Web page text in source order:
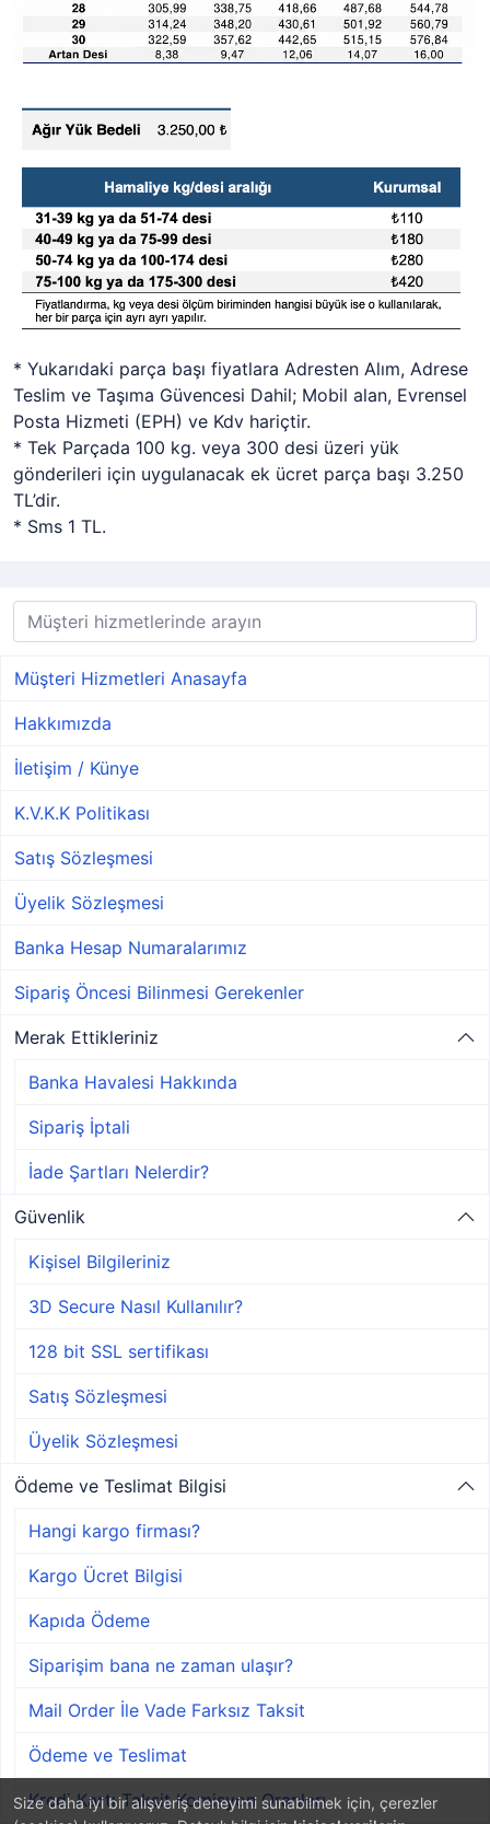
Size daha iyi bir alışveriş deneyimi sunabilmek için, çerezler
* Yukarıdaki parça başı fiyatlara Adresten Alım, Adrese
Teslim ve Taşıma Güvencesi Dahil; Mobil alan, Evrensel
Posta Hizmeti (EPH) ve Kdv hariçtir.
* Tek Parçada 100 kg. veya 300 desi üzeri yük
gönderileri için uygulanacak ek ücret parça başı 3.250
TL’dir.
* Sms 1 TL.
Müşteri Hizmetleri Anasayfa
Hakkımızda
İletişim / Künye
K.V.K.K Politikası
Satış Sözleşmesi
Üyelik Sözleşmesi
Banka Hesap Numaralarımız
Sipariş Öncesi Bilinmesi Gerekenler
Merak Ettikleriniz
Banka Havalesi Hakkında
Sipariş İptali
İade Şartları Nelerdir?
Güvenlik
Kişisel Bilgileriniz
3D Secure Nasıl Kullanılır?
128 bit SSL sertifikası
Satış Sözleşmesi
Üyelik Sözleşmesi
Ödeme ve Teslimat Bilgisi
Hangi kargo firması?
Kargo Ücret Bilgisi
Kapıda Ödeme
Siparişim bana ne zaman ulaşır?
Mail Order İle Vade Farksız Taksit
Ödeme ve Teslimat
Kredi Kartı Taksit Komisyon Oranları